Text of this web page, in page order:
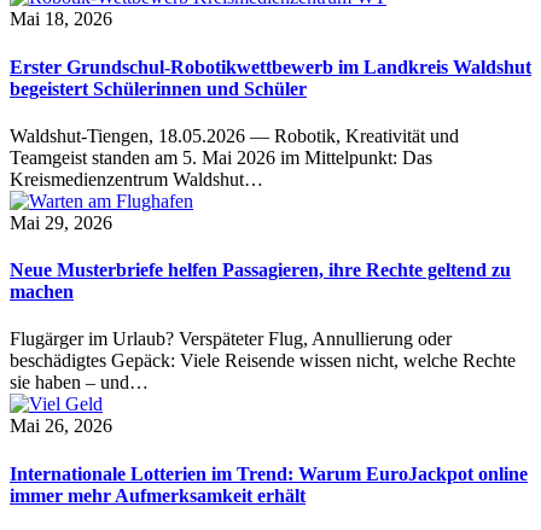
Mai 18, 2026
Erster Grundschul-Robotikwettbewerb im Landkreis Waldshut
begeistert Schülerinnen und Schüler
Waldshut-Tiengen, 18.05.2026 — Robotik, Kreativität und
Teamgeist standen am 5. Mai 2026 im Mittelpunkt: Das
Kreismedienzentrum Waldshut…
Mai 29, 2026
Neue Musterbriefe helfen Passagieren, ihre Rechte geltend zu
machen
Flugärger im Urlaub? Verspäteter Flug, Annullierung oder
beschädigtes Gepäck: Viele Reisende wissen nicht, welche Rechte
sie haben – und…
Mai 26, 2026
Internationale Lotterien im Trend: Warum EuroJackpot online
immer mehr Aufmerksamkeit erhält